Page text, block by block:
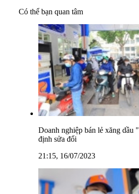
Có thể bạn quan tâm
Doanh nghiệp bán lẻ xăng dầu
định sửa đổi
21:15, 16/07/2023